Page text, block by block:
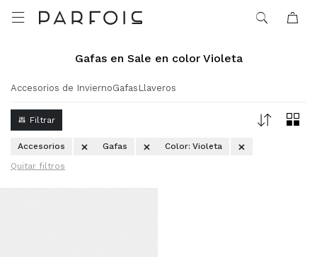

Gafas en Sale en color Violeta
Accesorios de InviernoGafas Llaveros
Accesorios Gafas Color: Violeta
Quitar filtros